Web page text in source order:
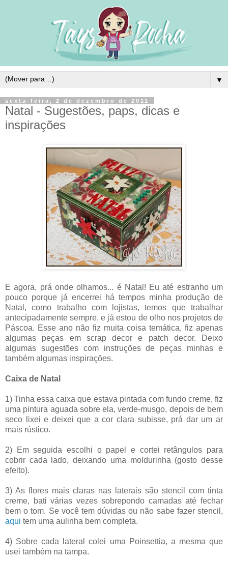
▼
sexta-feira, 2 de dezembro de 2011
Natal - Sugestões, paps, dicas e
inspirações
E agora, prá onde olhamos... é Natal! Eu até estranho um
pouco porque já encerrei há tempos minha produção de
Natal, como trabalho com lojistas, temos que trabalhar
antecipadamente sempre, e já estou de olho nos projetos de
Páscoa. Esse ano não fiz muita coisa temática, fiz apenas
algumas peças em scrap decor e patch decor. Deixo
algumas sugestões com instruções de peças minhas e
também algumas inspirações.
Caixa de Natal
1) Tinha essa caixa que estava pintada com fundo creme, fiz
uma pintura aguada sobre ela, verde-musgo, depois de bem
seco lixei e deixei que a cor clara subisse, prá dar um ar
mais rústico.
2) Em seguida escolhi o papel e cortei retângulos para
cobrir cada lado, deixando uma moldurinha (gosto desse
efeito).
3) As flores mais claras nas laterais são stencil com tinta
creme, bati várias vezes sobrepondo camadas até fechar
bem o tom. Se você tem dúvidas ou não sabe fazer stencil,
aqui tem uma aulinha bem completa.
4) Sobre cada lateral colei uma Poinsettia, a mesma que
usei também na tampa.